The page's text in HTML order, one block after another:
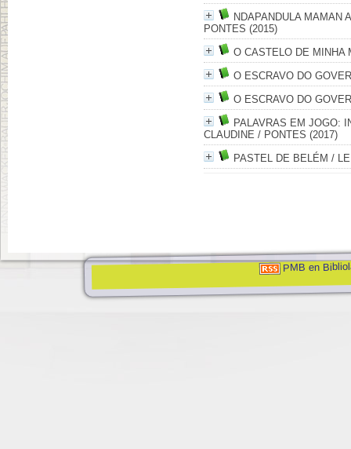
NDAPANDULA MAMAN
PONTES (2015)
O CASTELO DE MINHA
O ESCRAVO DO
O ESCRAVO DO
PALAVRAS EM JOGO:
CLAUDINE / PONTES (2017)
PASTEL DE BELÉM /
PMB en